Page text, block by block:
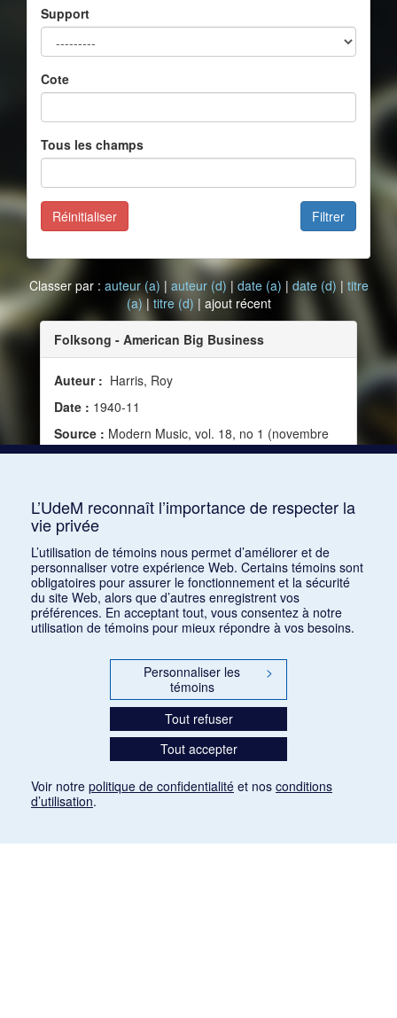
Support
Cote
Tous les champs
Filtrer
Réinitialiser
Classer par : auteur (a) | auteur (d) | date (a) | date (d) | titre
(a)| titre (d) | ajout récent
Folksong - American Big Business
Auteur : Harris, Roy
Date : 1940-11
Source : Modern Music, vol. 18, no 1 (novembre
1940)
L’UdeM reconnaît l’importance de respecter la
vie privée
L’utilisation de témoins nous permet d’améliorer et de
personnaliser votre expérience Web. Certains témoins sont
obligatoires pour assurer le fonctionnement et la sécurité
du site Web, alors que d’autres enregistrent vos
préférences. En acceptant tout, vous consentez à notre
utilisation de témoins pour mieux répondre à vos besoins.
Personnaliser les
témoins
>
Tout refuser
Tout accepter
Voir notre politique de confidentialité et nos conditions
d’utilisation.